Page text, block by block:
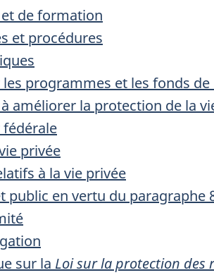
de formation
et procédures
les programmes et les fonds
améliorer la protection de la
fédérale
privée
à la vie privée
public en vertu du paragraphe
sur la Loi sur la protection des